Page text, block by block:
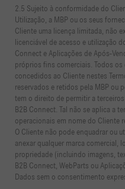
2.5 Sujeito à conformidade do
Utilização, a MBP ou os seus
Cliente uma licença limitada, não
licenciável de acesso e utilização
Connect e Aplicações de Após-
próprios fins comerciais. Todos
concedidos ao Cliente nestes
reservados e retidos pela MBP ou
tem o direito de permitir a
B2B Connect. Tal não se aplica a
operacionais em nome do Cliente
O Cliente não pode enquadrar ou
anexar qualquer marca comercial,
propriedade (incluindo imagens,
B2B Connect, WebParts ou
Dados sem o consentimento